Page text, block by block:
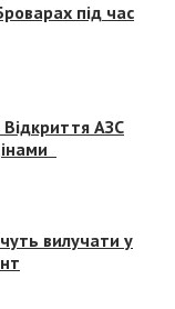
під час
АЗС
вилучати у